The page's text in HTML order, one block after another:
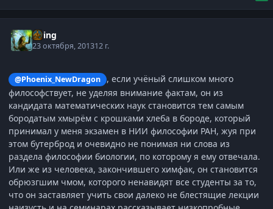
Elring
23 октября, 201312 г.
@Phoenix_NewDragon
, если учёный слишком много
философствует, не уделяя внимание фактам, он из
кандидата математических наук становится тем самым
бородатым хмырём с крошками хлеба в бороде, который
принимал у меня экзамен в НИИ философии РАН, жуя при
этом бутерброд и очевидно не понимая ни слова из
раздела философии биологии, по которому я ему отвечала.
Или же из человека, закончившего химфак, он становится
обрюзгшим чмом, которого ненавидят все студенты за то,
что он заставляет учить свои далеко не блестящие лекции